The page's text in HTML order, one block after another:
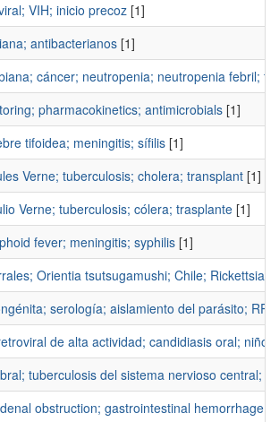
VIH; inicio precoz [1]
antibacterianos [1]
cáncer; neutropenia; neutropenia febril;
pharmacokinetics; antimicrobials [1]
tifoidea; meningitis; sífilis [1]
Verne; tuberculosis; cholera; transplant [1]
Verne; tuberculosis; cólera; trasplante [1]
fever; meningitis; syphilis [1]
Orientia tsutsugamushi; Chile; Rickettsia
serología; aislamiento del parásito;
de alta actividad; candidiasis oral;
tuberculosis del sistema nervioso central;
obstruction; gastrointestinal hemorrhage